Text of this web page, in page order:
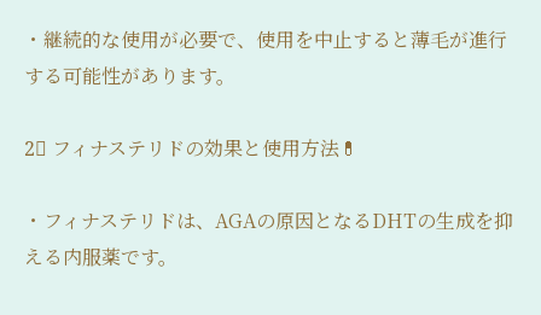
・継続的な使用が必要で、使用を中止すると薄毛が進行
する可能性があります。
2⃣ フィナステリドの効果と使用方法💊
・フィナステリドは、AGAの原因となるDHTの生成を抑
える内服薬です。